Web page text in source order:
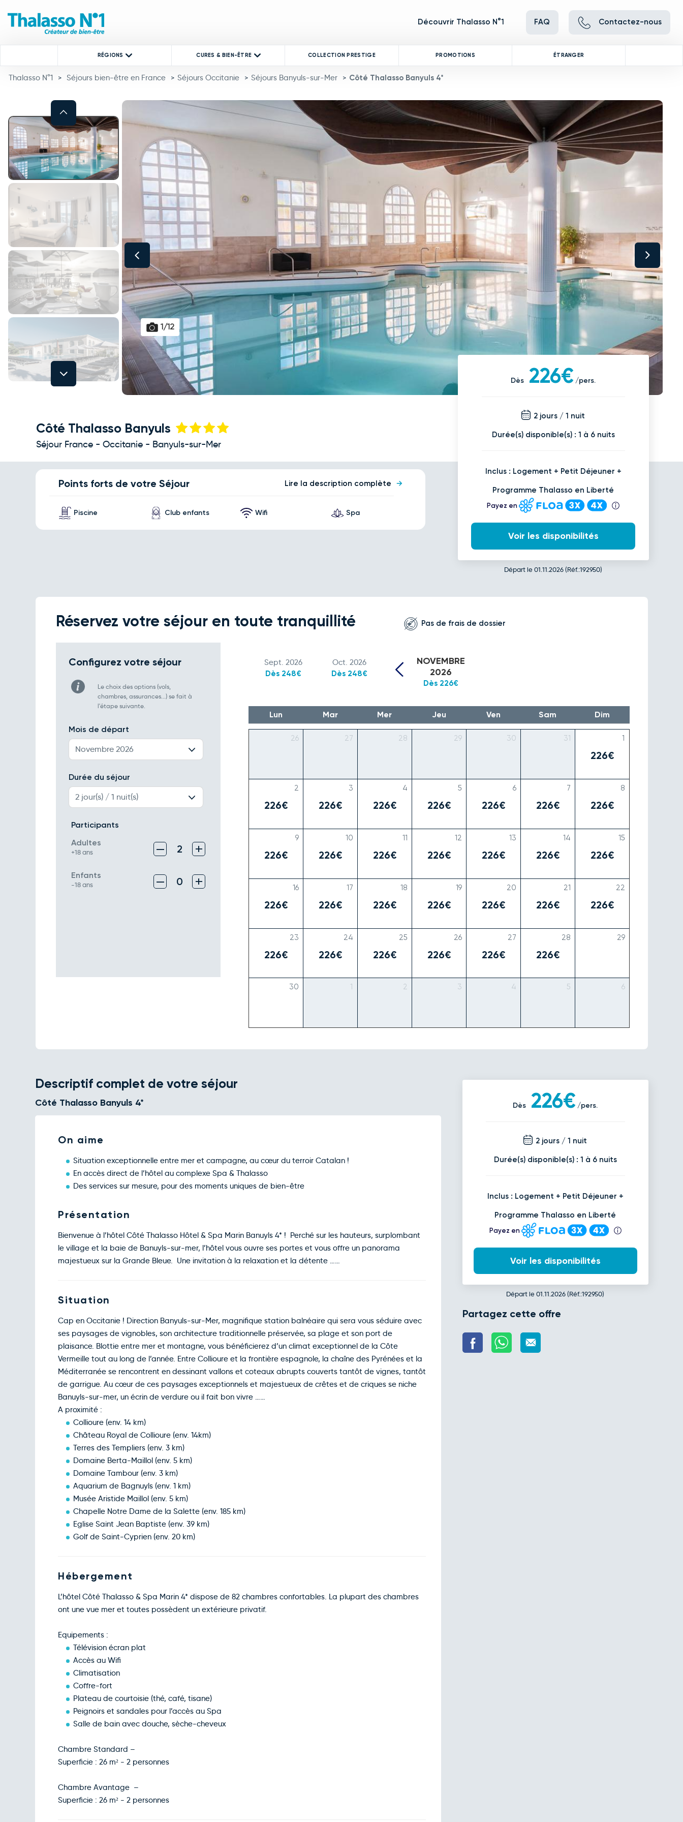
Découvrir Thalasso N°1 FAQ Contactez-nous
RÉGIONS CURES & BIEN-ÊTRE COLLECTION PRESTIGE PROMOTIONS ÉTRANGER
Thalasso N°1 > Séjours bien-être en France > Séjours Occitanie > Séjours Banyuls-sur-Mer > Côté Thalasso Banyuls 4*
This carousel contains a column of small thumbnails. Selecting a thumbnail will change the main image in the carousel that follows. Use the Previous and Next buttons to cycle through all the
Previous
Next
This carousel shows one large product image at a time. Use the Previous and Next buttons to move between images, or use the preceding thumbnails carousel
1/12
Côté Thalasso Banyuls
Séjour France - Occitanie - Banyuls-sur-Mer
Points forts de votre Séjour Lire la description complète
Piscine Club enfants Wifi Spa
Dès 226€ /pers.
2 jours / 1 nuit
Durée(s) disponible(s) : 1 à 6 nuits
Inclus : Logement + Petit Déjeuner +
Programme Thalasso en Liberté
Payez en
Voir les disponibilités
Départ le 01.11.2026 (Réf.:192950)
Réservez votre séjour en toute tranquillité Pas de frais de dossier
Configurez votre séjour
Le choix des options (vols,
chambres, assurances...) se fait à
l'étape suivante.
Mois de départ
Novembre 2026
Durée du séjour
2 jour(s) / 1 nuit(s)
Participants
Adultes
+18 ans – 2 +
Enfants
-18 ans – 0 +
Sept. 2026
Dès 248€
Oct. 2026
Dès 248€
NOVEMBRE
2026
Dès 226€
226€
226€ 226€ 226€ 226€ 226€ 226€ 226€
226€ 226€ 226€ 226€ 226€ 226€ 226€
226€ 226€ 226€ 226€ 226€ 226€ 226€
226€ 226€ 226€ 226€ 226€ 226€
Lun Mar Mer Jeu Ven Sam Dim
26 27 28 29 30 31 1
2 3 4 5 6 7 8
9 10 11 12 13 14 15
16 17 18 19 20 21 22
23 24 25 26 27 28 29
30 1 2 3 4 5 6
Descriptif complet de votre séjour
Côté Thalasso Banyuls 4*
On aime
Situation exceptionnelle entre mer et campagne, au cœur du terroir Catalan !
En accès direct de l’hôtel au complexe Spa & Thalasso
Des services sur mesure, pour des moments uniques de bien-être
Présentation
Bienvenue à l’hôtel Côté Thalasso Hôtel & Spa Marin Banuyls 4* ! Perché sur les hauteurs, surplombant
le village et la baie de Banuyls-sur-mer, l’hôtel vous ouvre ses portes et vous offre un panorama
majestueux sur la Grande Bleue. Une invitation à la relaxation et la détente ……
Situation
Cap en Occitanie ! Direction Banyuls-sur-Mer, magnifique station balnéaire qui sera vous séduire avec
ses paysages de vignobles, son architecture traditionnelle préservée, sa plage et son port de
plaisance. Blottie entre mer et montagne, vous bénéficierez d’un climat exceptionnel de la Côte
Vermeille tout au long de l’année. Entre Collioure et la frontière espagnole, la chaîne des Pyrénées et la
Méditerranée se rencontrent en dessinant vallons et coteaux abrupts couverts tantôt de vignes, tantôt
de garrigue. Au cœur de ces paysages exceptionnels et majestueux de crêtes et de criques se niche
Banuyls-sur-mer, un écrin de verdure ou il fait bon vivre ……
A proximité :
Collioure (env. 14 km)
Château Royal de Collioure (env. 14km)
Terres des Templiers (env. 3 km)
Domaine Berta-Maillol (env. 5 km)
Domaine Tambour (env. 3 km)
Aquarium de Bagnuyls (env. 1 km)
Musée Aristide Maillol (env. 5 km)
Chapelle Notre Dame de la Salette (env. 185 km)
Eglise Saint Jean Baptiste (env. 39 km)
Golf de Saint-Cyprien (env. 20 km)
Hébergement
L’hôtel Côté Thalasso & Spa Marin 4* dispose de 82 chambres confortables. La plupart des chambres
ont une vue mer et toutes possèdent un extérieure privatif.
Equipements :
Télévision écran plat
Accès au Wifi
Climatisation
Coffre-fort
Plateau de courtoisie (thé, café, tisane)
Peignoirs et sandales pour l’accès au Spa
Salle de bain avec douche, sèche-cheveux
Chambre Standard –
Superficie : 26 m² - 2 personnes
Chambre Avantage –
Superficie : 26 m² - 2 personnes
Dès 226€ /pers.
2 jours / 1 nuit
Durée(s) disponible(s) : 1 à 6 nuits
Inclus : Logement + Petit Déjeuner +
Programme Thalasso en Liberté
Payez en
Voir les disponibilités
Départ le 01.11.2026 (Réf.:192950)
Partagez cette offre